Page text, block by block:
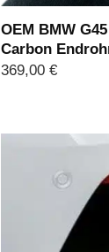
OEM BMW
Carbon
369,00€